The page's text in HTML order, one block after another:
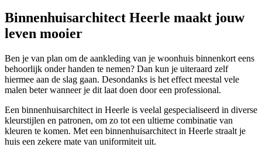
Binnenhuisarchitect Heerle maakt jouw
leven mooier
Ben je van plan om de aankleding van je woonhuis binnenkort eens
behoorlijk onder handen te nemen? Dan kun je uiteraard zelf
hiermee aan de slag gaan. Desondanks is het effect meestal vele
malen beter wanneer je dit laat doen door een professional.
Een binnenhuisarchitect in Heerle is veelal gespecialiseerd in diverse
kleurstijlen en patronen, om zo tot een ultieme combinatie van
kleuren te komen. Met een binnenhuisarchitect in Heerle straalt je
huis een zekere mate van uniformiteit uit.